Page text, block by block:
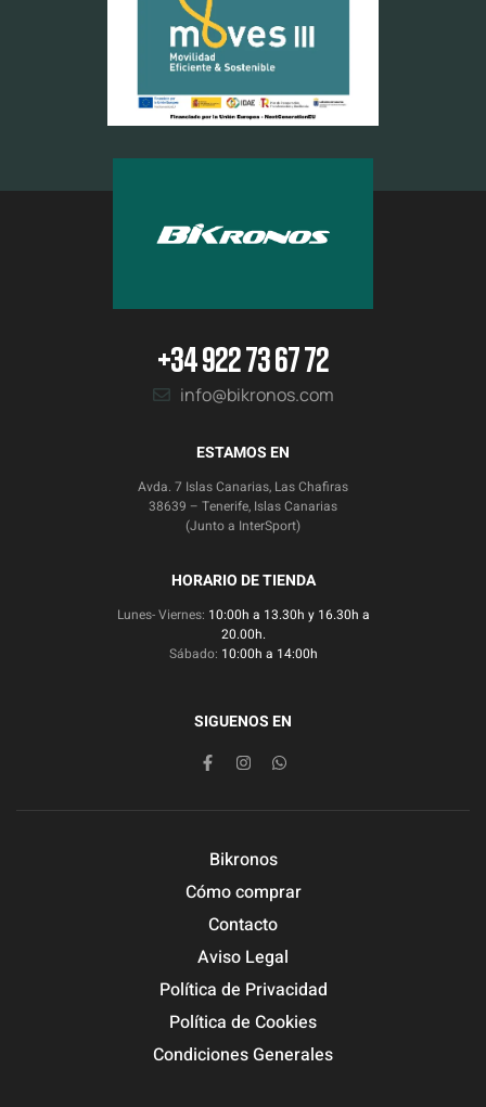
+34 922 73 67 72
info@bikronos.com
ESTAMOS EN
Avda. 7 Islas Canarias, Las Chafiras
38639 – Tenerife, Islas Canarias
(Junto a InterSport)
HORARIO DE TIENDA
Lunes- Viernes: 10:00h a 13.30h y 16.30h a
20.00h.
Sábado: 10:00h a 14:00h
SIGUENOS EN
Bikronos
Cómo comprar
Contacto
Aviso Legal
Política de Privacidad
Política de Cookies
Condiciones Generales